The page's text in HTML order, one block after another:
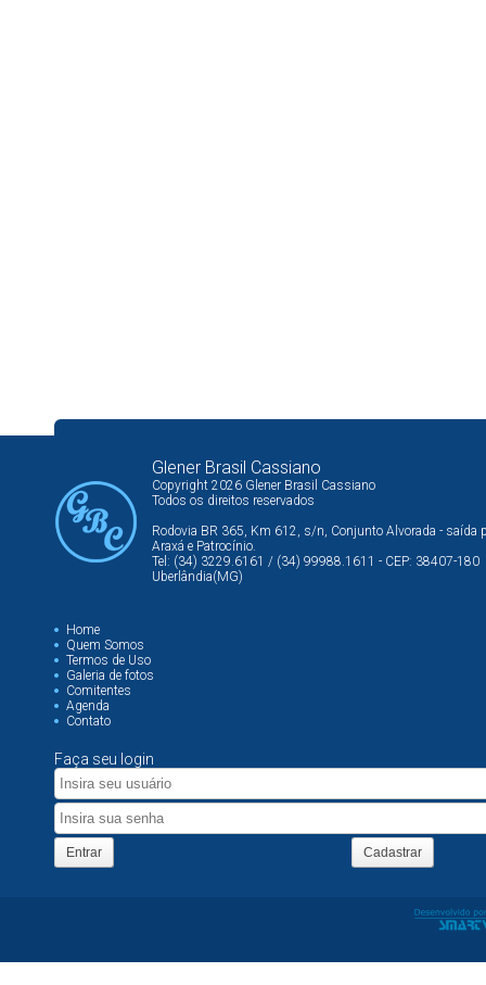
Glener Brasil Cassiano
Copyright 2026 Glener Brasil Cassiano
Todos os direitos reservados
Rodovia BR 365, Km 612, s/n, Conjunto Alvorada - saída
Araxá e Patrocínio.
Tel: (34) 3229.6161 / (34) 99988.1611 - CEP: 38407-180
Uberlândia(MG)
Home
Quem Somos
Termos de Uso
Galeria de fotos
Comitentes
Agenda
Contato
Faça seu login
Entrar Cadastrar